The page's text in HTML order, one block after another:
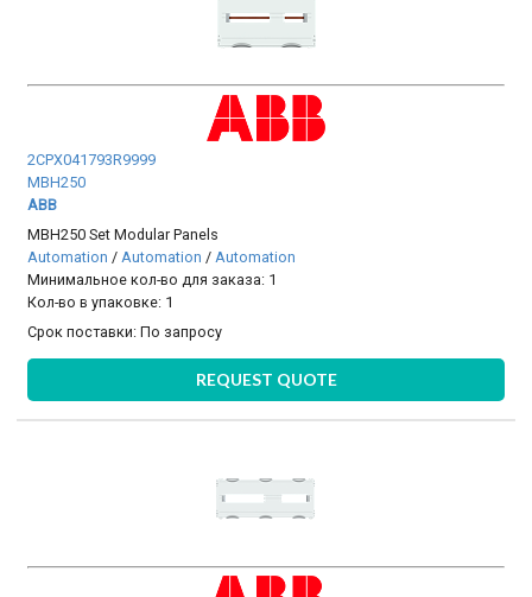
2CPX041793R9999
MBH250
ABB
MBH250 Set Modular Panels
Automation /Automation /Automation
Минимальное кол-во для заказа: 1
Кол-во в упаковке: 1
Срок поставки:По запросу
REQUEST QUOTE